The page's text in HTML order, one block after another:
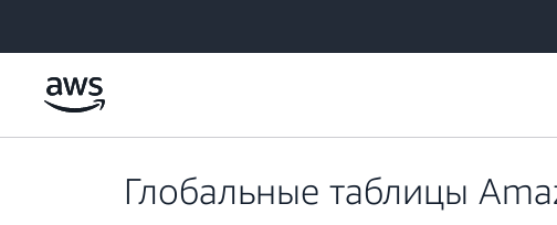
Глобальные таблицы